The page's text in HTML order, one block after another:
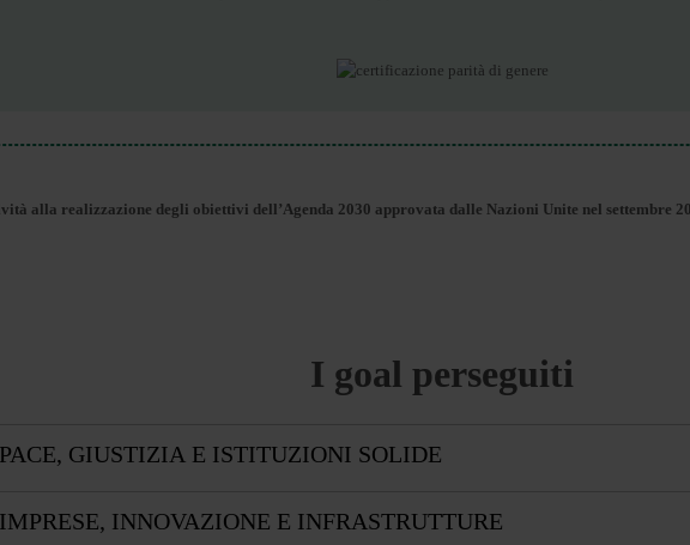
alla realizzazione degli obiettivi dell’Agenda 2030 approvata dalle Nazioni Unite nel settembre
I goal perseguiti
PACE, GIUSTIZIA E ISTITUZIONI SOLIDE
IMPRESE, INNOVAZIONE E INFRASTRUTTURE